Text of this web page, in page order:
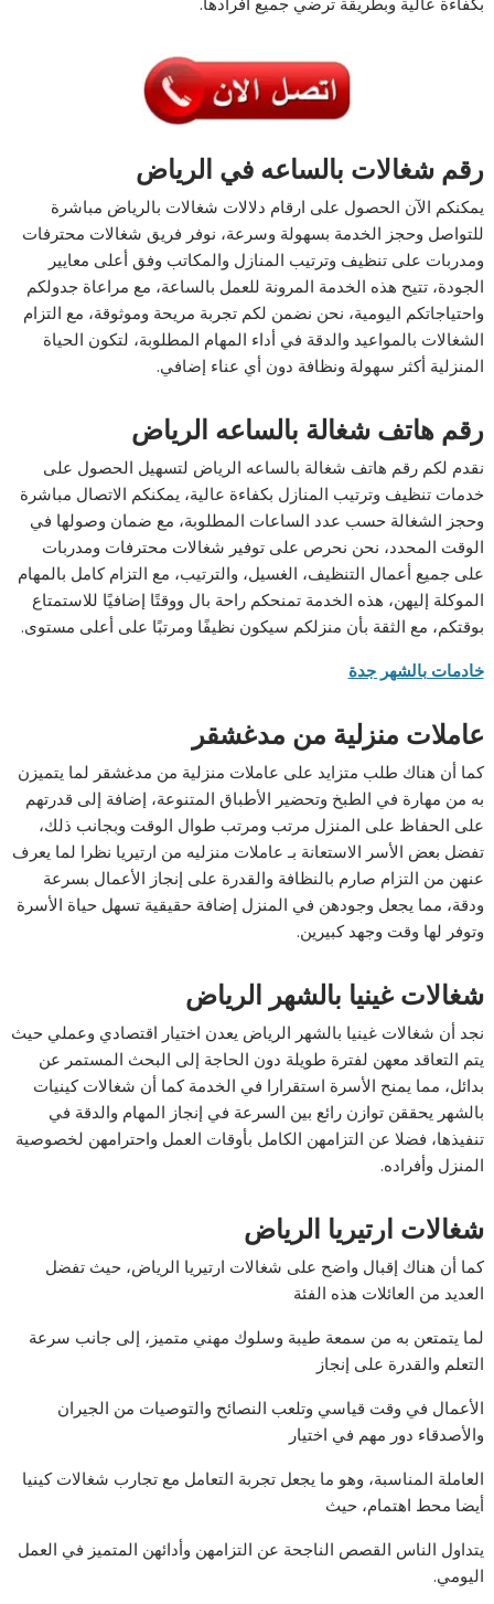
رقم شغالات بالساعه في الرياض
يمكنكم الآن الحصول على ارقام دلالات شغالات بالرياض مباشرة
للتواصل وحجز الخدمة بسهولة وسرعة، نوفر فريق شغالات محترفات
ومدربات على تنظيف وترتيب المنازل والمكاتب وفق أعلى معايير
الجودة، تتيح هذه الخدمة المرونة للعمل بالساعة، مع مراعاة جدولكم
واحتياجاتكم اليومية، نحن نضمن لكم تجربة مريحة وموثوقة، مع التزام
الشغالات بالمواعيد والدقة في أداء المهام المطلوبة، لتكون الحياة
المنزلية أكثر سهولة ونظافة دون أي عناء إضافي.
رقم هاتف شغالة بالساعه الرياض
نقدم لكم رقم هاتف شغالة بالساعه الرياض لتسهيل الحصول على
خدمات تنظيف وترتيب المنازل بكفاءة عالية، يمكنكم الاتصال مباشرة
وحجز الشغالة حسب عدد الساعات المطلوبة، مع ضمان وصولها في
الوقت المحدد، نحن نحرص على توفير شغالات محترفات ومدربات
على جميع أعمال التنظيف، الغسيل، والترتيب، مع التزام كامل بالمهام
الموكلة إليهن، هذه الخدمة تمنحكم راحة بال ووقتًا إضافيًا للاستمتاع
بوقتكم، مع الثقة بأن منزلكم سيكون نظيفًا ومرتبًا على أعلى مستوى.
خادمات بالشهر جدة
عاملات منزلية من مدغشقر
كما أن هناك طلب متزايد على عاملات منزلية من مدغشقر لما يتميزن
به من مهارة في الطبخ وتحضير الأطباق المتنوعة، إضافة إلى قدرتهم
على الحفاظ على المنزل مرتب ومرتب طوال الوقت وبجانب ذلك،
تفضل بعض الأسر الاستعانة بـ عاملات منزليه من ارتيريا نظرا لما يعرف
عنهن من التزام صارم بالنظافة والقدرة على إنجاز الأعمال بسرعة
ودقة، مما يجعل وجودهن في المنزل إضافة حقيقية تسهل حياة الأسرة
وتوفر لها وقت وجهد كبيرين.
شغالات غينيا بالشهر الرياض
نجد أن شغالات غينيا بالشهر الرياض يعدن اختيار اقتصادي وعملي حيث
يتم التعاقد معهن لفترة طويلة دون الحاجة إلى البحث المستمر عن
بدائل، مما يمنح الأسرة استقرارا في الخدمة كما أن شغالات كينيات
بالشهر يحققن توازن رائع بين السرعة في إنجاز المهام والدقة في
تنفيذها، فضلا عن التزامهن الكامل بأوقات العمل واحترامهن لخصوصية
المنزل وأفراده.
شغالات ارتيريا الرياض
كما أن هناك إقبال واضح على شغالات ارتيريا الرياض، حيث تفضل
العديد من العائلات هذه الفئة
لما يتمتعن به من سمعة طيبة وسلوك مهني متميز، إلى جانب سرعة
التعلم والقدرة على إنجاز
الأعمال في وقت قياسي وتلعب النصائح والتوصيات من الجيران
والأصدقاء دور مهم في اختيار
العاملة المناسبة، وهو ما يجعل تجربة التعامل مع تجارب شغالات كينيا
أيضا محط اهتمام، حيث
يتداول الناس القصص الناجحة عن التزامهن وأدائهن المتميز في العمل
اليومي.